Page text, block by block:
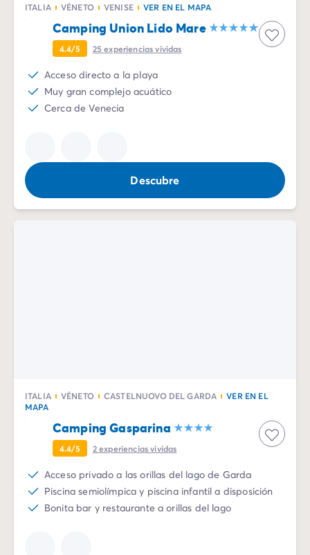
ITALIA VÉNETO VENISE VER EN EL MAPA
Camping Union Lido Mare
4.4/5 25experiencias vividas
Acceso directo a la playa
Muy gran complejo acuático
Cerca de Venecia
Descubre
ITALIA VÉNETO CASTELNUOVO DEL GARDA
VER EN EL
MAPA
Camping Gasparina
4.4/5 2experiencias vividas
Acceso privado a las orillas del lago de Garda
Piscina semiolímpica y piscina infantil a disposición
Bonita bar y restaurante a orillas del lago